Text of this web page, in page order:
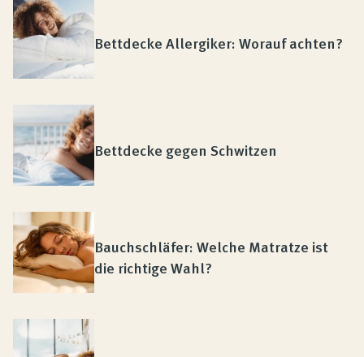
Bettdecke Allergiker: Worauf achten?
Bettdecke gegen Schwitzen
Bauchschläfer: Welche Matratze ist
die richtige Wahl?